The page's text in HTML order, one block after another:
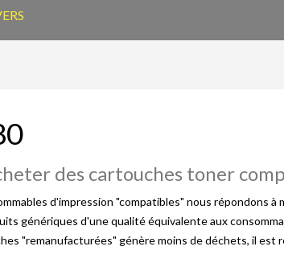
des cartouches toner
d'impression "compatibles" nous répondons
génériques d'une qualité équivalente aux
"remanufacturées" génère moins de déchets, il est